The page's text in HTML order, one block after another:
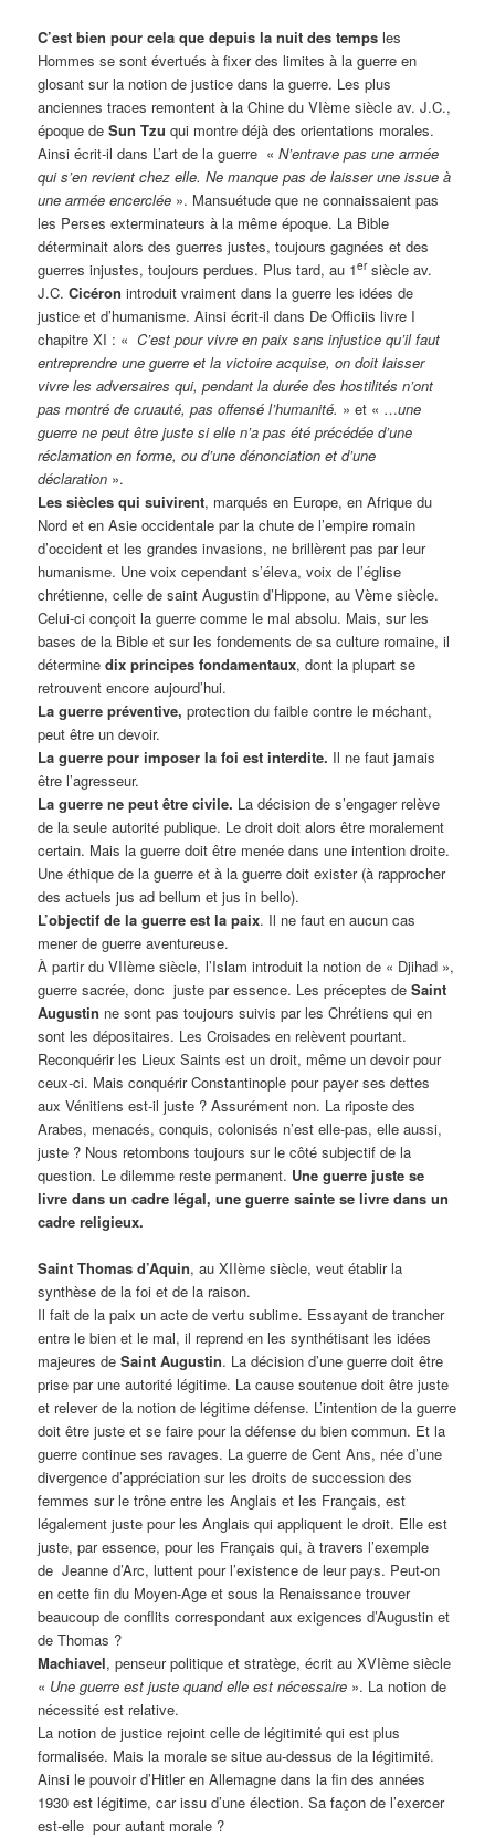
C’est bien pour cela que depuis la nuit des tempsles
Hommes se sont évertués à fixer des limites à la guerre en
glosant sur la notion de justice dans la guerre. Les plus
anciennes traces remontent à la Chine du VIème siècle av. J.C.,
époque deSun Tzu qui montre déjà des orientations morales.
Ainsi écrit-il dans L’art de la guerre «N’entrave pas une armée
qui s’en revient chez elle. Ne manque pas de laisser une issue à
une armée encerclée ». Mansuétude que ne connaissaient pas
les Perses exterminateurs à la même époque. La Bible
déterminait alors des guerres justes, toujours gagnées et des
guerres injustes, toujours perdues. Plus tard, au 1ersiècle av.
J.C.Cicéron introduit vraiment dans la guerre les idées de
justice et d’humanisme. Ainsi écrit-il dans De Officiis livre I
chapitre XI : «C’est pour vivre en paix sans injustice qu’il faut
entreprendre une guerre et la victoire acquise, on doit laisser
vivre les adversaires qui, pendant la durée des hostilités n’ont
pas montré de cruauté, pas offensé l’humanité. » et « …une
guerre ne peut être juste si elle n’a pas été précédée d’une
réclamation en forme, ou d’une dénonciation et d’une
déclaration ».
Les siècles qui suivirent, marqués en Europe, en Afrique du
Nord et en Asie occidentale par la chute de l’empire romain
d’occident et les grandes invasions, ne brillèrent pas par leur
humanisme. Une voix cependant s’éleva, voix de l’église
chrétienne, celle de saint Augustin d’Hippone, au Vème siècle.
Celui-ci conçoit la guerre comme le mal absolu. Mais, sur les
bases de la Bible et sur les fondements de sa culture romaine, il
déterminedix principes fondamentaux, dont la plupart se
retrouvent encore aujourd’hui.
La guerre préventive, protection du faible contre le méchant,
peut être un devoir.
La guerre pour imposer la foi est interdite. Il ne faut jamais
être l’agresseur.
La guerre ne peut être civile. La décision de s’engager relève
de la seule autorité publique. Le droit doit alors être moralement
certain. Mais la guerre doit être menée dans une intention droite.
Une éthique de la guerre et à la guerre doit exister (à rapprocher
des actuels jus ad bellum et jus in bello).
L’objectif de la guerre est la paix. Il ne faut en aucun cas
mener de guerre aventureuse.
À partir du VIIème siècle, l’Islam introduit la notion de « Djihad »,
guerre sacrée, donc juste par essence. Les préceptes deSaint
Augustin ne sont pas toujours suivis par les Chrétiens qui en
sont les dépositaires. Les Croisades en relèvent pourtant.
Reconquérir les Lieux Saints est un droit, même un devoir pour
ceux-ci. Mais conquérir Constantinople pour payer ses dettes
aux Vénitiens est-il juste ? Assurément non. La riposte des
Arabes, menacés, conquis, colonisés n’est elle-pas, elle aussi,
juste ? Nous retombons toujours sur le côté subjectif de la
question. Le dilemme reste permanent. Une guerre juste se
livre dans un cadre légal, une guerre sainte se livre dans un
cadre religieux.
Saint Thomas d’Aquin, au XIIème siècle, veut établir la
synthèse de la foi et de la raison.
Il fait de la paix un acte de vertu sublime. Essayant de trancher
entre le bien et le mal, il reprend en les synthétisant les idées
majeures deSaint Augustin. La décision d’une guerre doit être
prise par une autorité légitime. La cause soutenue doit être juste
et relever de la notion de légitime défense. L’intention de la guerre
doit être juste et se faire pour la défense du bien commun. Et la
guerre continue ses ravages. La guerre de Cent Ans, née d’une
divergence d’appréciation sur les droits de succession des
femmes sur le trône entre les Anglais et les Français, est
légalement juste pour les Anglais qui appliquent le droit. Elle est
juste, par essence, pour les Français qui, à travers l’exemple
de Jeanne d’Arc, luttent pour l’existence de leur pays. Peut-on
en cette fin du Moyen-Age et sous la Renaissance trouver
beaucoup de conflits correspondant aux exigences d’Augustin et
de Thomas ?
Machiavel, penseur politique et stratège, écrit au XVIème siècle
« Une guerre est juste quand elle est nécessaire ». La notion de
nécessité est relative.
La notion de justice rejoint celle de légitimité qui est plus
formalisée. Mais la morale se situe au-dessus de la légitimité.
Ainsi le pouvoir d’Hitler en Allemagne dans la fin des années
1930 est légitime, car issu d’une élection. Sa façon de l’exercer
est-elle pour autant morale ?